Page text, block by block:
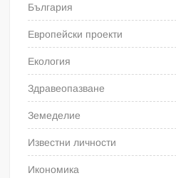
България
Европейски проекти
Екология
Здравеопазване
Земеделие
Известни личности
Икономика